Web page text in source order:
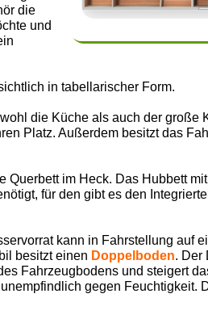
die
und
in tabellarischer Form.
die Küche als auch der große
Platz. Außerdem besitzt das
im Heck. Das Hubbett
für den gibt es den
kann in Fahrstellung auf
besitzt einen Doppelboden. Der
Fahrzeugbodens und steigert
gegen Feuchtigkeit.